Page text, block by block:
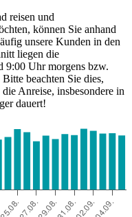
reisen und
können Sie anhand
unsere Kunden in den
liegen die
9:00 Uhr morgens bzw.
beachten Sie dies,
Anreise, insbesondere in
dauert!